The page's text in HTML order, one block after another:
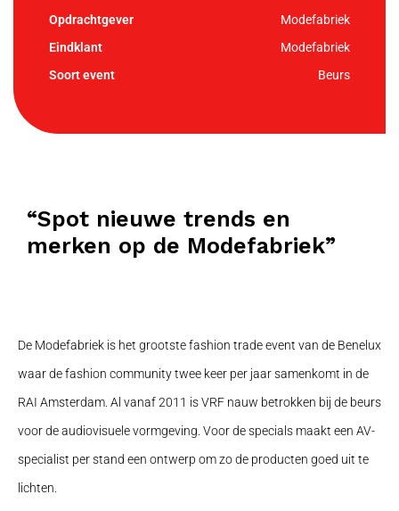
Modefabriek
Modefabriek
Beurs
“Spot nieuwe trends en
merken op de Modefabriek”
De Modefabriek is het grootste fashion trade event van de Benelux
waar de fashion community twee keer per jaar samenkomt in de
RAI Amsterdam. Al vanaf 2011 is VRF nauw betrokken bij de beurs
voor de audiovisuele vormgeving. Voor de specials maakt een AV-
specialist per stand een ontwerp om zo de producten goed uit te
lichten.